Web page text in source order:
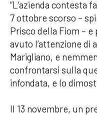
“L’azienda contesta
7 ottobre scorso –
Prisco della Fiom – e
avuto l’attenzione di
Marigliano, e
confrontarsi sulla
infondata, e lo
Il 13 novembre, un